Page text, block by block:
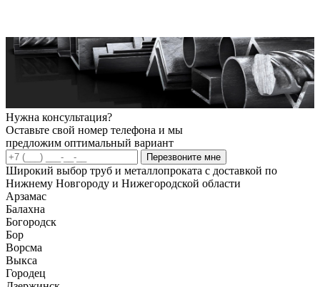
Нужна консультация?
Оставьте свой номер телефона и мы
предложим оптимальный вариант
Перезвоните мне
Широкий выбор труб и металлопроката с доставкой по
Нижнему Новгороду и Нижегородской области
Арзамас
Балахна
Богородск
Бор
Ворсма
Выкса
Городец